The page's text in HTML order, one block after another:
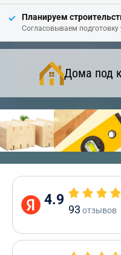
Планируем
Согласовываем подготовку
Дома под
4.9
93 отзывов